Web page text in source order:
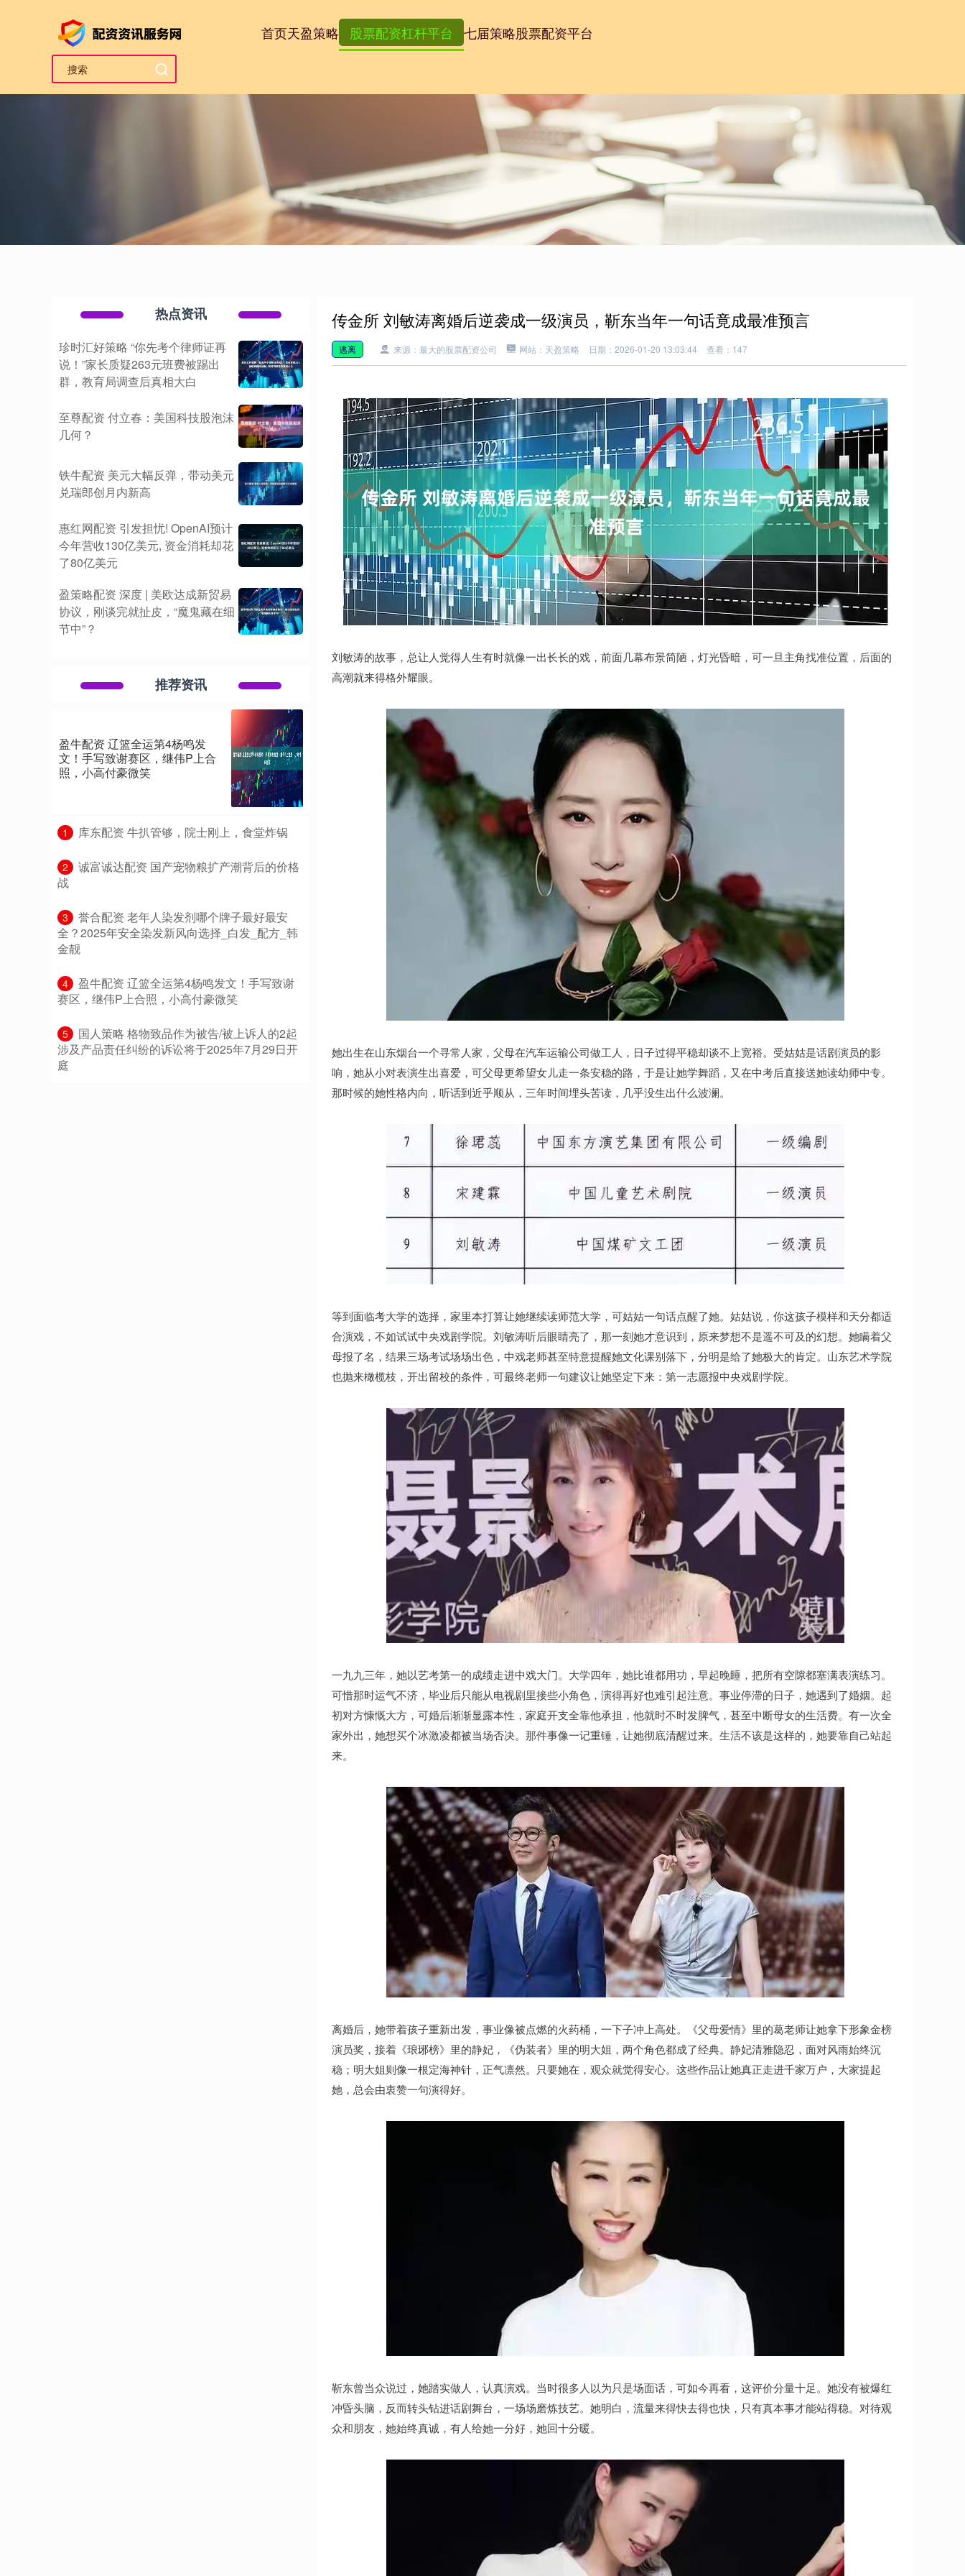
首页天盈策略 股票配资杠杆平台 七届策略股票配资平台
传金所 刘敏涛离婚后逆袭成一级演员，靳东当年一句话竟成最准预言
逃离 来源：最大的股票配资公司 网站：天盈策略 日期：2026-01-20 13:03:44 查看：147
刘敏涛的故事，总让人觉得人生有时就像一出长长的戏，前面几幕布景简陋，灯光昏暗，可一旦主角找准位置，后面的
高潮就来得格外耀眼。
她出生在山东烟台一个寻常人家，父母在汽车运输公司做工人，日子过得平稳却谈不上宽裕。受姑姑是话剧演员的影
响，她从小对表演生出喜爱，可父母更希望女儿走一条安稳的路，于是让她学舞蹈，又在中考后直接送她读幼师中专。
那时候的她性格内向，听话到近乎顺从，三年时间埋头苦读，几乎没生出什么波澜。
等到面临考大学的选择，家里本打算让她继续读师范大学，可姑姑一句话点醒了她。姑姑说，你这孩子模样和天分都适
合演戏，不如试试中央戏剧学院。刘敏涛听后眼睛亮了，那一刻她才意识到，原来梦想不是遥不可及的幻想。她瞒着父
母报了名，结果三场考试场场出色，中戏老师甚至特意提醒她文化课别落下，分明是给了她极大的肯定。山东艺术学院
也抛来橄榄枝，开出留校的条件，可最终老师一句建议让她坚定下来：第一志愿报中央戏剧学院。
一九九三年，她以艺考第一的成绩走进中戏大门。大学四年，她比谁都用功，早起晚睡，把所有空隙都塞满表演练习。
可惜那时运气不济，毕业后只能从电视剧里接些小角色，演得再好也难引起注意。事业停滞的日子，她遇到了婚姻。起
初对方慷慨大方，可婚后渐渐显露本性，家庭开支全靠他承担，他就时不时发脾气，甚至中断母女的生活费。有一次全
家外出，她想买个冰激凌都被当场否决。那件事像一记重锤，让她彻底清醒过来。生活不该是这样的，她要靠自己站起
来。
离婚后，她带着孩子重新出发，事业像被点燃的火药桶，一下子冲上高处。《父母爱情》里的葛老师让她拿下形象金榜
演员奖，接着《琅琊榜》里的静妃，《伪装者》里的明大姐，两个角色都成了经典。静妃清雅隐忍，面对风雨始终沉
稳；明大姐则像一根定海神针，正气凛然。只要她在，观众就觉得安心。这些作品让她真正走进千家万户，大家提起
她，总会由衷赞一句演得好。
靳东曾当众说过，她踏实做人，认真演戏。当时很多人以为只是场面话，可如今再看，这评价分量十足。她没有被爆红
冲昏头脑，反而转头钻进话剧舞台，一场场磨炼技艺。她明白，流量来得快去得也快，只有真本事才能站得稳。对待观
众和朋友，她始终真诚，有人给她一分好，她回十分暖。
热点资讯
珍时汇好策略 “你先考个律师证再
说！”家长质疑263元班费被踢出
群，教育局调查后真相大白
至尊配资 付立春：美国科技股泡沫
几何？
铁牛配资 美元大幅反弹，带动美元
兑瑞郎创月内新高
惠红网配资 引发担忧! OpenAI预计
今年营收130亿美元, 资金消耗却花
了80亿美元
盈策略配资 深度 | 美欧达成新贸易
协议，刚谈完就扯皮，“魔鬼藏在细
节中”？
推荐资讯
盈牛配资 辽篮全运第4杨鸣发
文！手写致谢赛区，继伟P上合
照，小高付豪微笑
1 ​库东配资 牛扒管够，院士刚上，食堂炸锅
2
​诚富诚达配资 国产宠物粮扩产潮背后的价格
战
3
​誉合配资 老年人染发剂哪个牌子最好最安
全？2025年安全染发新风向选择_白发_配方_韩
金靓
4
​盈牛配资 辽篮全运第4杨鸣发文！手写致谢
赛区，继伟P上合照，小高付豪微笑
5
​国人策略 格物致品作为被告/被上诉人的2起
涉及产品责任纠纷的诉讼将于2025年7月29日开
庭